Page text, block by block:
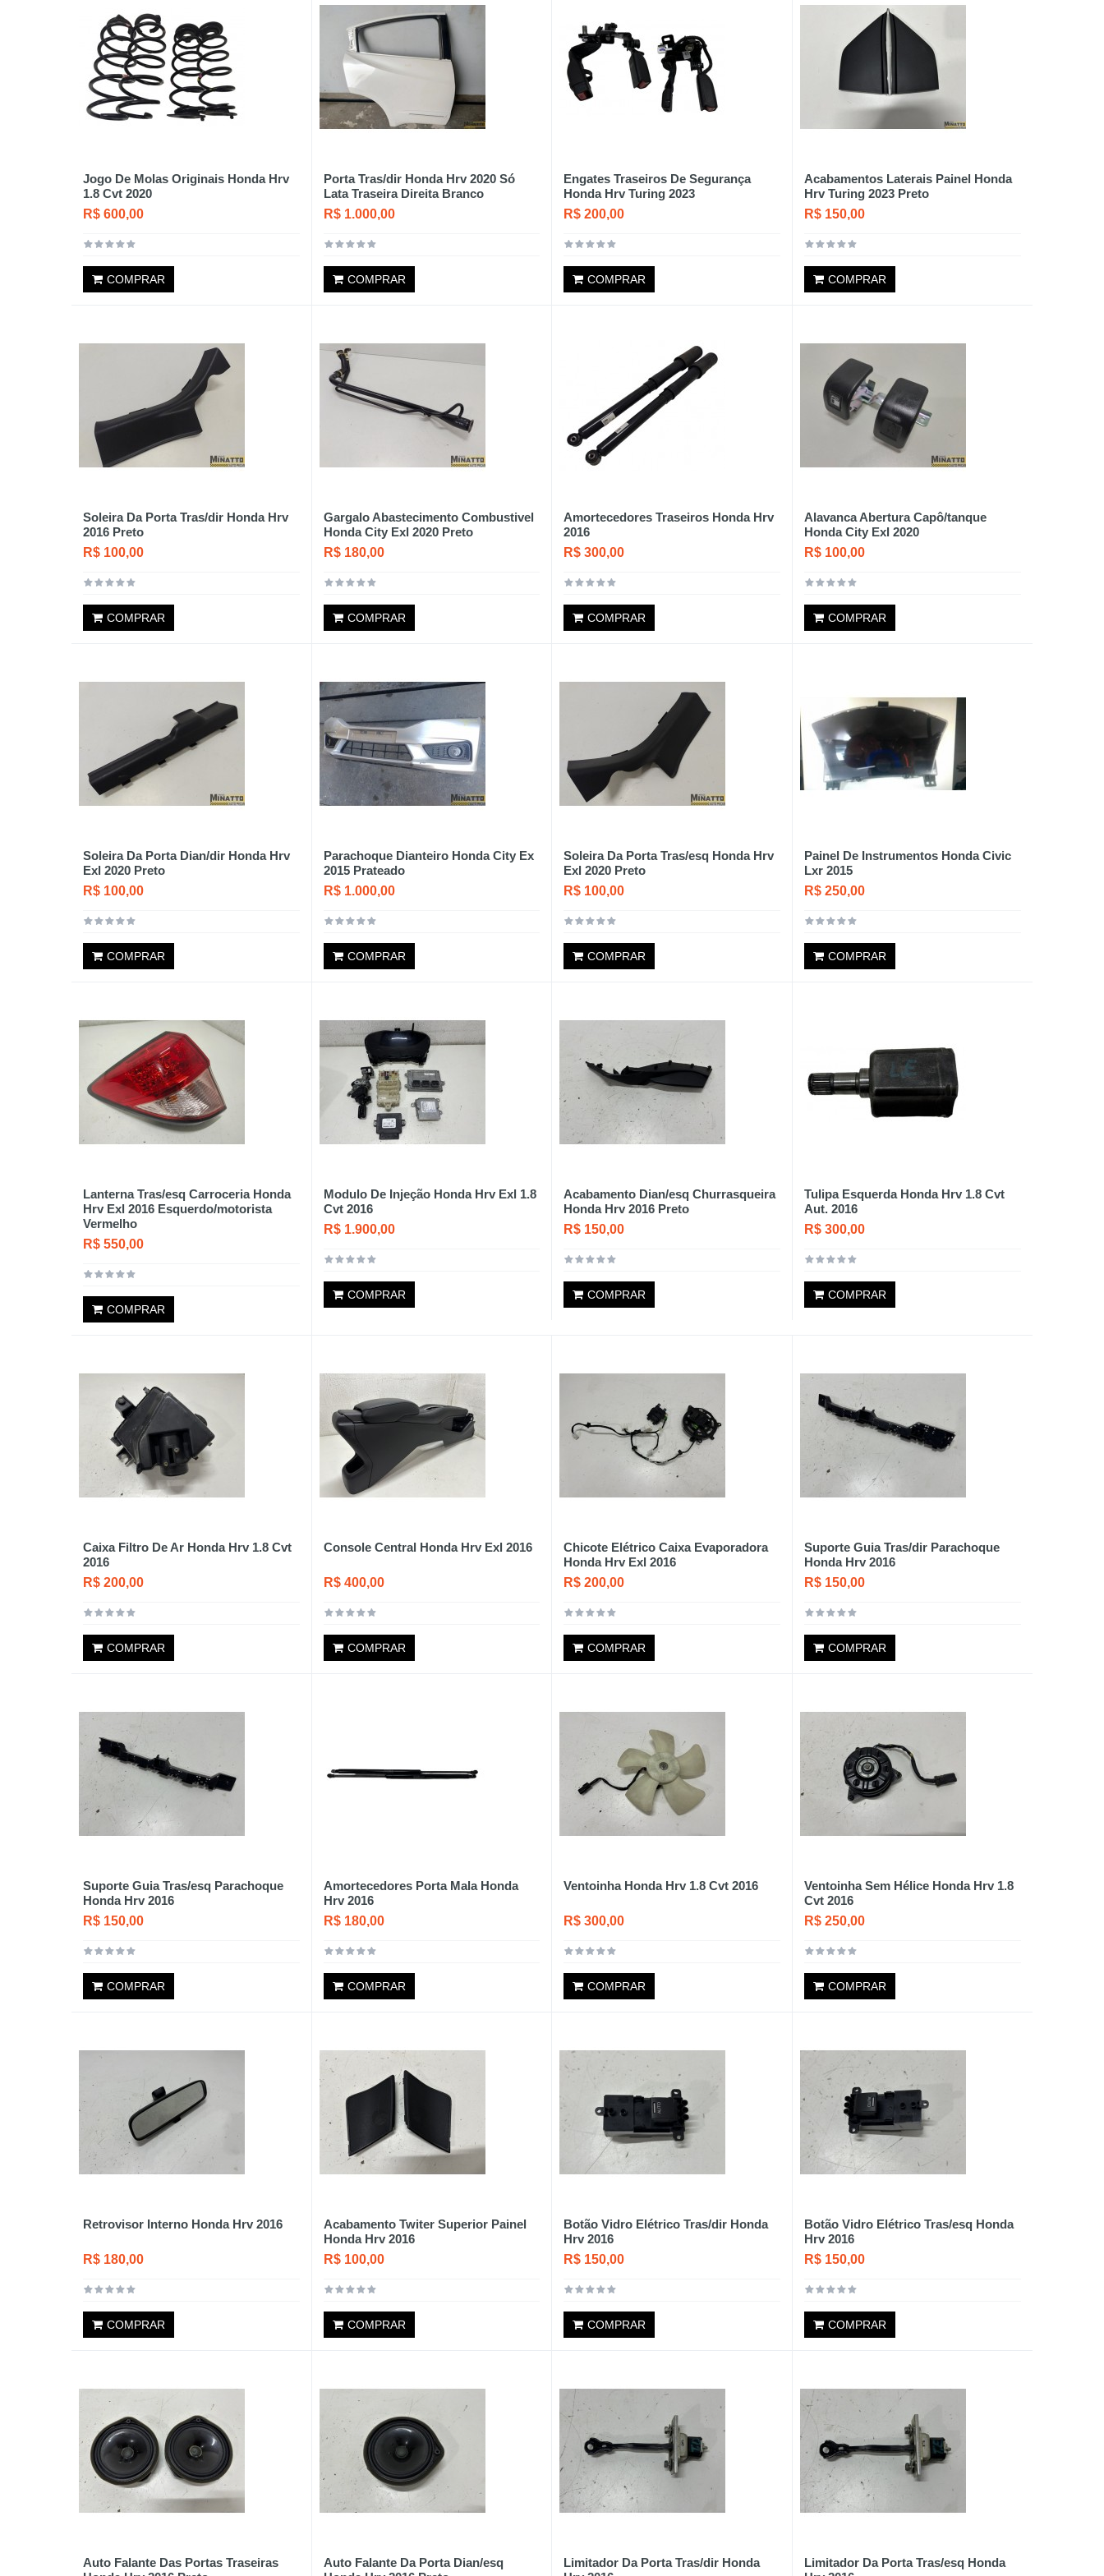
Jogo De Molas Originais Honda Hrv
1.8 Cvt 2020
R$ 600,00
COMPRAR
Porta Tras/dir Honda Hrv 2020 Só
Lata Traseira Direita Branco
R$ 1.000,00
COMPRAR
Engates Traseiros De Segurança
Honda Hrv Turing 2023
R$ 200,00
COMPRAR
Acabamentos Laterais Painel Honda
Hrv Turing 2023 Preto
R$ 150,00
COMPRAR
Soleira Da Porta Tras/dir Honda Hrv
2016 Preto
R$ 100,00
COMPRAR
Gargalo Abastecimento Combustivel
Honda City Exl 2020 Preto
R$ 180,00
COMPRAR
Amortecedores Traseiros Honda Hrv
2016
R$ 300,00
COMPRAR
Alavanca Abertura Capô/tanque
Honda City Exl 2020
R$ 100,00
COMPRAR
Soleira Da Porta Dian/dir Honda Hrv
Exl 2020 Preto
R$ 100,00
COMPRAR
Parachoque Dianteiro Honda City Ex
2015 Prateado
R$ 1.000,00
COMPRAR
Soleira Da Porta Tras/esq Honda Hrv
Exl 2020 Preto
R$ 100,00
COMPRAR
Painel De Instrumentos Honda Civic
Lxr 2015
R$ 250,00
COMPRAR
Lanterna Tras/esq Carroceria Honda
Hrv Exl 2016 Esquerdo/motorista
Vermelho
R$ 550,00
COMPRAR
Modulo De Injeção Honda Hrv Exl 1.8
Cvt 2016
R$ 1.900,00
COMPRAR
Acabamento Dian/esq Churrasqueira
Honda Hrv 2016 Preto
R$ 150,00
COMPRAR
Tulipa Esquerda Honda Hrv 1.8 Cvt
Aut. 2016
R$ 300,00
COMPRAR
Caixa Filtro De Ar Honda Hrv 1.8 Cvt
2016
R$ 200,00
COMPRAR
Console Central Honda Hrv Exl 2016
R$ 400,00
COMPRAR
Chicote Elétrico Caixa Evaporadora
Honda Hrv Exl 2016
R$ 200,00
COMPRAR
Suporte Guia Tras/dir Parachoque
Honda Hrv 2016
R$ 150,00
COMPRAR
Suporte Guia Tras/esq Parachoque
Honda Hrv 2016
R$ 150,00
COMPRAR
Amortecedores Porta Mala Honda
Hrv 2016
R$ 180,00
COMPRAR
Ventoinha Honda Hrv 1.8 Cvt 2016
R$ 300,00
COMPRAR
Ventoinha Sem Hélice Honda Hrv 1.8
Cvt 2016
R$ 250,00
COMPRAR
Retrovisor Interno Honda Hrv 2016
R$ 180,00
COMPRAR
Acabamento Twiter Superior Painel
Honda Hrv 2016
R$ 100,00
COMPRAR
Botão Vidro Elétrico Tras/dir Honda
Hrv 2016
R$ 150,00
COMPRAR
Botão Vidro Elétrico Tras/esq Honda
Hrv 2016
R$ 150,00
COMPRAR
Auto Falante Das Portas Traseiras
Auto Falante Da Porta Dian/esq
Limitador Da Porta Tras/dir Honda
Limitador Da Porta Tras/esq Honda